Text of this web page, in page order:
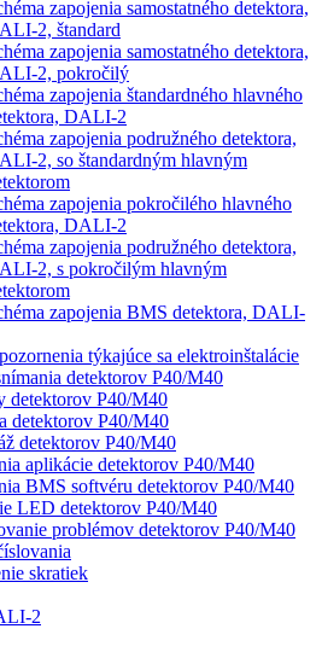
zapojenia samostatného detektora,
2, štandard
zapojenia samostatného detektora,
2, pokročilý
zapojenia štandardného hlavného
DALI-2
zapojenia podružného detektora,
2, so štandardným hlavným
zapojenia pokročilého hlavného
DALI-2
zapojenia podružného detektora,
2, s pokročilým hlavným
zapojenia BMS detektora, DALI-
týkajúce sa elektroinštalácie
detektorov P40/M40
detektorov P40/M40
detektorov P40/M40
detektorov P40/M40
aplikácie detektorov P40/M40
BMS softvéru detektorov P40/M40
LED detektorov P40/M40
problémov detektorov P40/M40
skratiek
2